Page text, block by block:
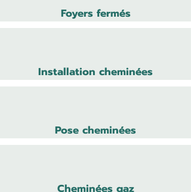
Foyers fermés
Installation cheminées
Pose cheminées
Cheminées gaz